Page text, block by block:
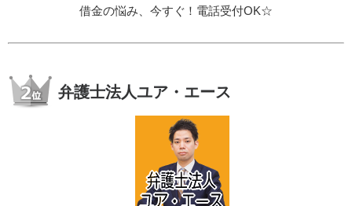
借金の悩み、今すぐ！電話受付OK☆
弁護士法人ユア・エース